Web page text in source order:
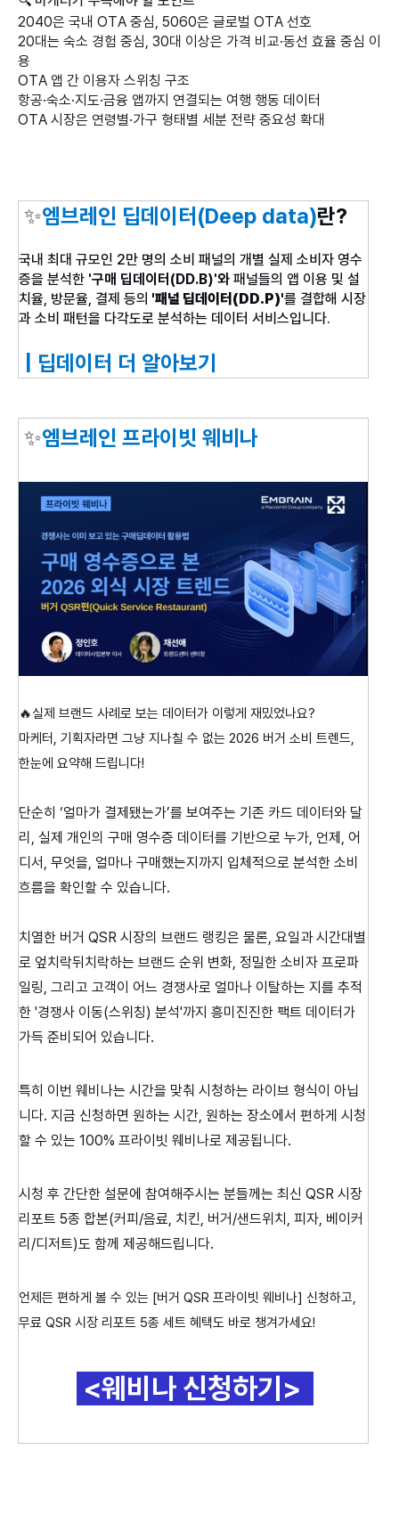
2040은 국내 OTA 중심, 5060은 글로벌 OTA 선호
20대는 숙소 경험 중심, 30대 이상은 가격 비교·동선 효율 중심 이
용
OTA 앱 간 이용자 스위칭 구조
항공·숙소·지도·금융 앱까지 연결되는 여행 행동 데이터
OTA 시장은 연령별·가구 형태별 세분 전략 중요성 확대
✨엠브레인 딥데이터(Deep data)란?
국내 최대 규모인 2만 명의 소비 패널의 개별 실제 소비자 영수
증을 분석한 '구매 딥데이터(DD.B)'와 패널들의 앱 이용 및 설
치율, 방문율, 결제 등의 '패널 딥데이터(DD.P)'를 결합해 시장
과 소비 패턴을 다각도로 분석하는 데이터 서비스입니다.
| 딥데이터 더 알아보기
✨엠브레인 프라이빗 웨비나
🔥실제 브랜드 사례로 보는 데이터가 이렇게 재밌었나요?
마케터, 기획자라면 그냥 지나칠 수 없는 2026 버거 소비 트렌드,
한눈에 요약해 드립니다!
단순히 ‘얼마가 결제됐는가’를 보여주는 기존 카드 데이터와 달
리, 실제 개인의 구매 영수증 데이터를 기반으로 누가, 언제, 어
디서, 무엇을, 얼마나 구매했는지까지 입체적으로 분석한 소비
흐름을 확인할 수 있습니다.
치열한 버거 QSR 시장의 브랜드 랭킹은 물론, 요일과 시간대별
로 엎치락뒤치락하는 브랜드 순위 변화, 정밀한 소비자 프로파
일링, 그리고 고객이 어느 경쟁사로 얼마나 이탈하는 지를 추적
한 '경쟁사 이동(스위칭) 분석'까지 흥미진진한 팩트 데이터가
가득 준비되어 있습니다.
특히 이번 웨비나는 시간을 맞춰 시청하는 라이브 형식이 아닙
니다. 지금 신청하면 원하는 시간, 원하는 장소에서 편하게 시청
할 수 있는 100% 프라이빗 웨비나로 제공됩니다.
시청 후 간단한 설문에 참여해주시는 분들께는 최신 QSR 시장
리포트 5종 합본(커피/음료, 치킨, 버거/샌드위치, 피자, 베이커
리/디저트)도 함께 제공해드립니다.
언제든 편하게 볼 수 있는 [버거 QSR 프라이빗 웨비나] 신청하고,
무료 QSR 시장 리포트 5종 세트 혜택도 바로 챙겨가세요!
<웨비나 신청하기>